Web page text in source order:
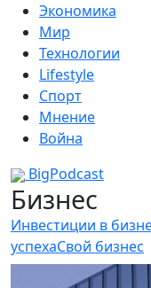
Экономика
Мир
Технологии
Lifestyle
Спорт
Мнение
Война
BigPodcast
Бизнес
Инвестиции в
успехаСвой бизнес